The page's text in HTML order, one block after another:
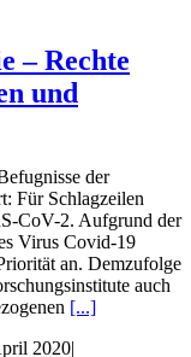
– Rechte
und
der
Für Schlagzeilen
CoV-2. Aufgrund der
Virus Covid-19
an. Demzufolge
auch
[...]
2020|